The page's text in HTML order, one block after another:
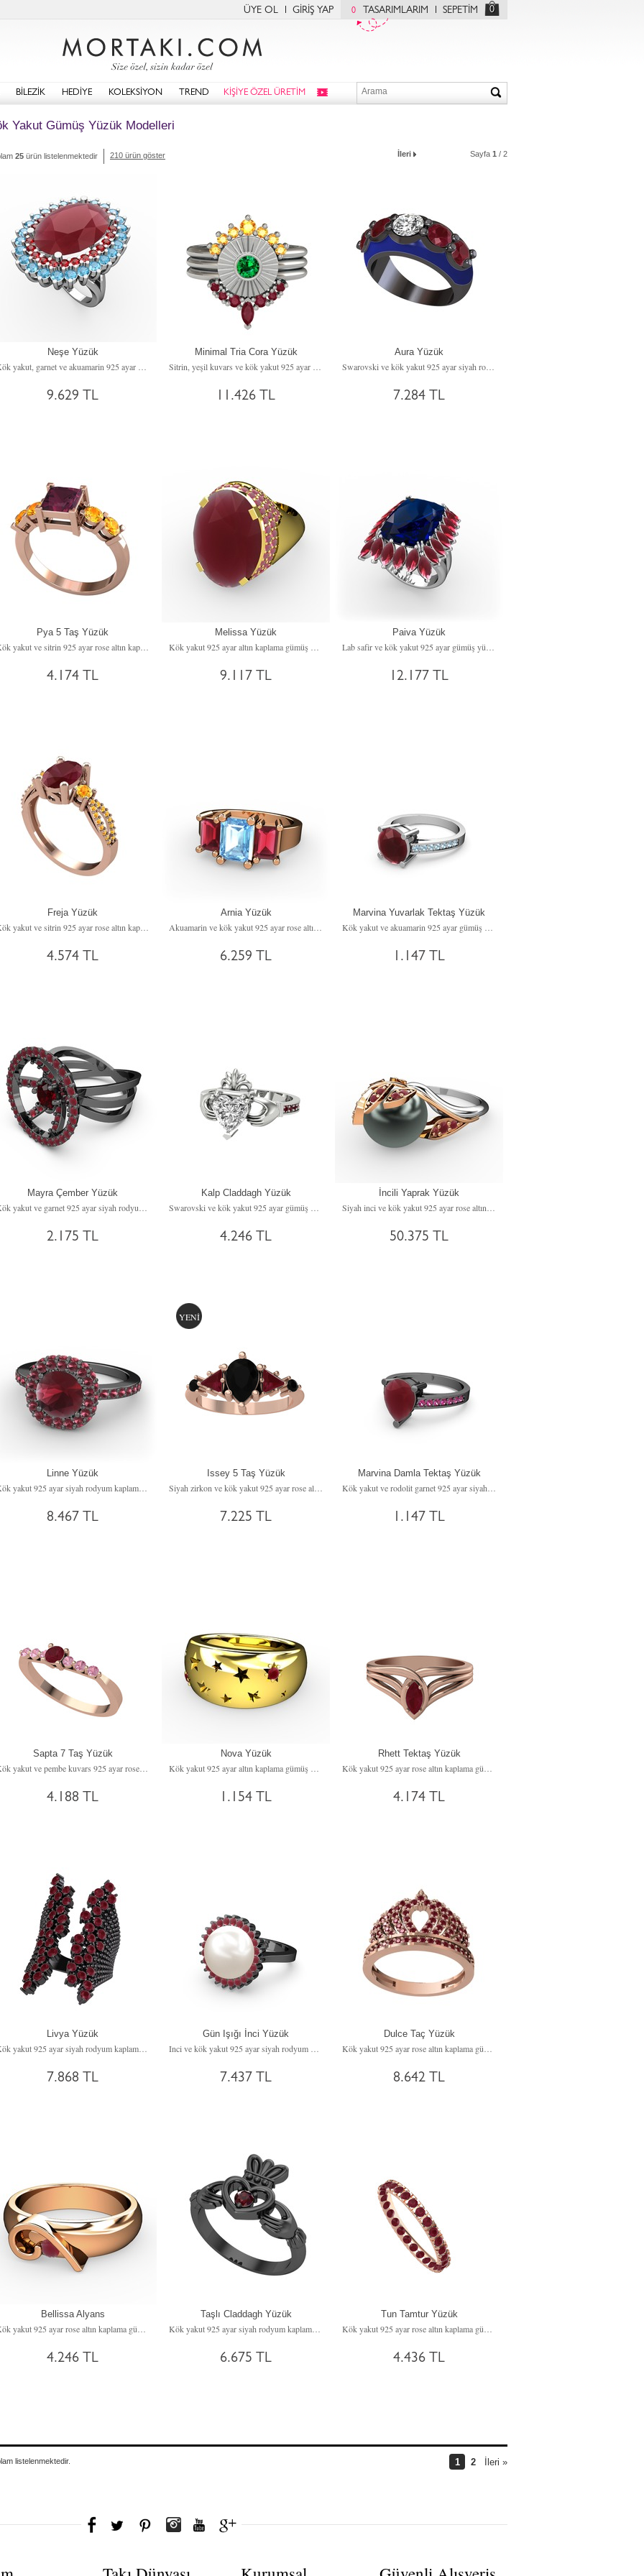
ÜYE OL GİRİŞ YAP 0 TASARIMLARIM SEPETİM 0
BİLEZİK HEDİYE KOLEKSİYON TREND KİŞİYE ÖZEL ÜRETİM
Yakut Gümüş Yüzük Modelleri
25 ürün listelenmektedir 210 ürün göster İleri Sayfa 1 / 2
Neşe Yüzük
9.629 TL
Minimal Tria Cora Yüzük
11.426 TL
Aura Yüzük
7.284 TL
Pya 5 Taş Yüzük
4.174 TL
Melissa Yüzük
9.117 TL
Paiva Yüzük
12.177 TL
Freja Yüzük
4.574 TL
Arnia Yüzük
6.259 TL
Marvina Yuvarlak Tektaş Yüzük
1.147 TL
Mayra Çember Yüzük
2.175 TL
Kalp Claddagh Yüzük
4.246 TL
İncili Yaprak Yüzük
50.375 TL
Linne Yüzük
8.467 TL
YENİ
Issey 5 Taş Yüzük
7.225 TL
Marvina Damla Tektaş Yüzük
1.147 TL
Sapta 7 Taş Yüzük
4.188 TL
Nova Yüzük
1.154 TL
Rhett Tektaş Yüzük
4.174 TL
Livya Yüzük
7.868 TL
Gün Işığı İnci Yüzük
7.437 TL
Dulce Taç Yüzük
8.642 TL
Bellissa Alyans
4.246 TL
Taşlı Claddagh Yüzük
6.675 TL
Tun Tamtur Yüzük
4.436 TL
listelenmektedir. İleri »
1 2